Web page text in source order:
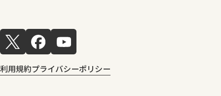
利用規約プライバシーポリシー